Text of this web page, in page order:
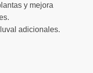
y mejora
adicionales.